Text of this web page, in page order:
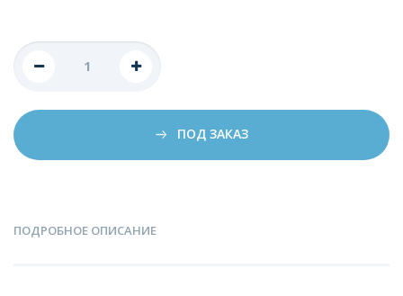
ПОД ЗАКАЗ
ПОДРОБНОЕ ОПИСАНИЕ